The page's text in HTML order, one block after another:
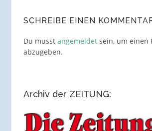
SCHREIBE EINEN
Du musst angemeldetsein, um einen
abzugeben.
Archiv der ZEITUNG: